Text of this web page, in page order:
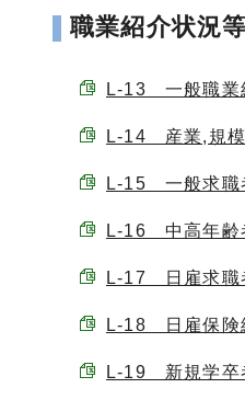
職業紹介状況等
L-13 一般職業
L-14 産業,規模
L-15 一般求職
L-16 中高年齢
L-17 日雇求職
L-18 日雇保険
L-19 新規学卒